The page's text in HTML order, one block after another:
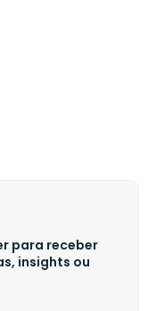
para receber
insights ou